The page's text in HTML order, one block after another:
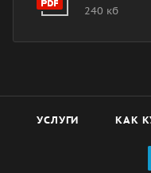
240 кб
УСЛУГИ КАК